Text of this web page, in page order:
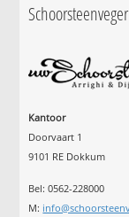
Kantoor
Doorvaart 1
9101 RE Dokkum
Bel: 0562-228000
M: